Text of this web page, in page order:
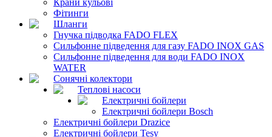
Фітинги
Шланги
Гнучка підводка FADO FLEX
Сильфонне підведення для газу FADO INOX GAS
Сильфонне підведення для води FADO INOX
WATER
Сонячні колектори
Теплові насоси
Електричні бойлери
Електричні бойлери Bosch
Електричні бойлери Drazice
Електричні бойлери Tesy